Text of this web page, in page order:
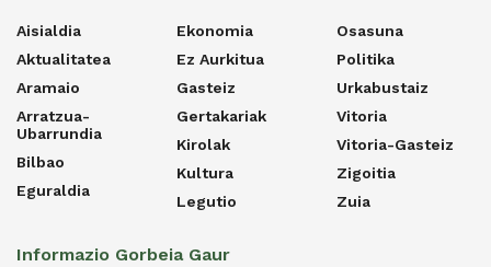
Aisialdia
Aktualitatea
Aramaio
Arratzua-
Ubarrundia
Bilbao
Eguraldia
Ekonomia
Ez Aurkitua
Gasteiz
Gertakariak
Kirolak
Kultura
Legutio
Osasuna
Politika
Urkabustaiz
Vitoria
Vitoria-Gasteiz
Zigoitia
Zuia
Informazio Gorbeia Gaur